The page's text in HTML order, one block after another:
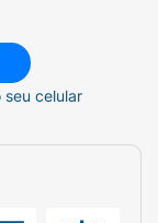
celular